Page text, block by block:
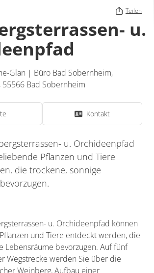
Teilen
u.
Glan | Büro Bad Sobernheim,
55566 Bad Sobernheim
Kontakt
u. Orchideenpfad
Pflanzen und Tiere
die trockene, sonnige
u. Orchideenpfad können
und Tiere entdeckt werden, die
Lebensräume bevorzugen. Auf fünf
Wegstrecke werden Sie über die
Weinberg, Aufbau einer